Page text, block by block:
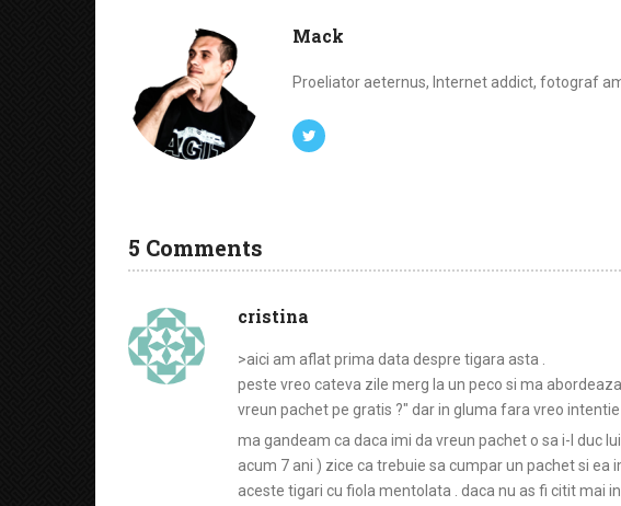
Mack
Proeliator aeternus, Internet addict, fotograf
5 Comments
cristina
>aici am aflat prima data despre tigara asta .
peste vreo cateva zile merg la un peco si ma
vreun pachet pe gratis ?" dar in gluma fara vreo intentie
ma gandeam ca daca imi da vreun pachet o sa i-l duc
acum 7 ani ) zice ca trebuie sa cumpar un pachet si ea
aceste tigari cu fiola mentolata . daca nu as fi citit mai